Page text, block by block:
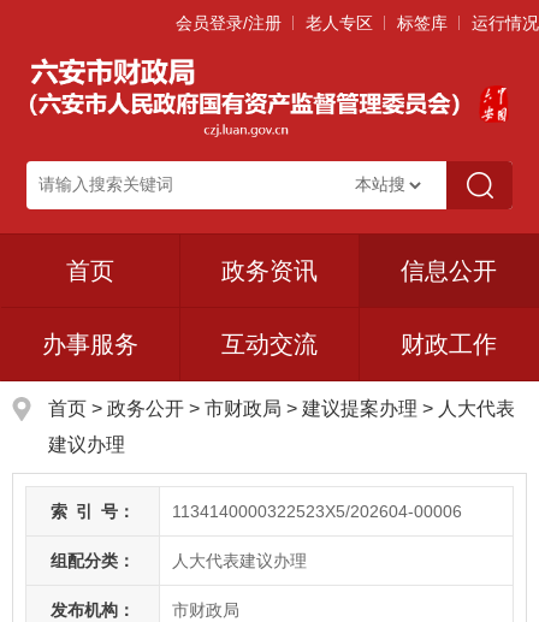
会员登录/注册 老人专区 标签库 运行情况
首页 政务资讯 信息公开
办事服务 互动交流 财政工作
首页 > 政务公开 > 市财政局 > 建议提案办理 > 人大代表
建议办理
索 引 号： 1134140000322523X5/202604-00006
组配分类： 人大代表建议办理
发布机构： 市财政局